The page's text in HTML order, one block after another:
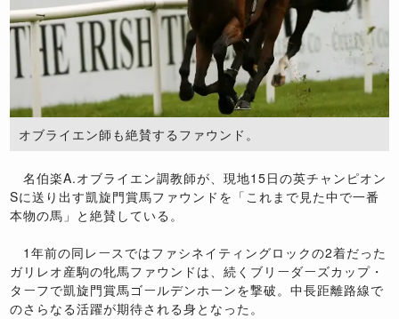
オブライエン師も絶賛するファウンド。
名伯楽A.オブライエン調教師が、現地15日の英チャンピオン
Sに送り出す凱旋門賞馬ファウンドを「これまで見た中で一番
本物の馬」と絶賛している。
1年前の同レースではファシネイティングロックの2着だった
ガリレオ産駒の牝馬ファウンドは、続くブリーダーズカップ・
ターフで凱旋門賞馬ゴールデンホーンを撃破。中長距離路線で
のさらなる活躍が期待される身となった。